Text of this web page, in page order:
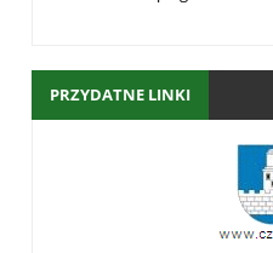
PRZYDATNE LINKI